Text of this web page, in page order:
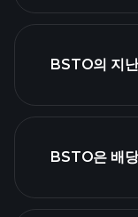
BSTO의 지
BSTO은 배